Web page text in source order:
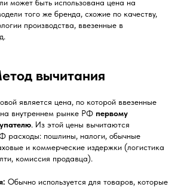
может быть использована цена на
того же бренда, схожие по качеству,
производства, ввезенные в
вычитания
является цена, по которой ввезенные
внутреннем рынке РФ первому
. Из этой цены вычитаются
расходы: пошлины, налоги, обычные
и коммерческие издержки (логистика
комиссия продавца).
Обычно используется для товаров, которые